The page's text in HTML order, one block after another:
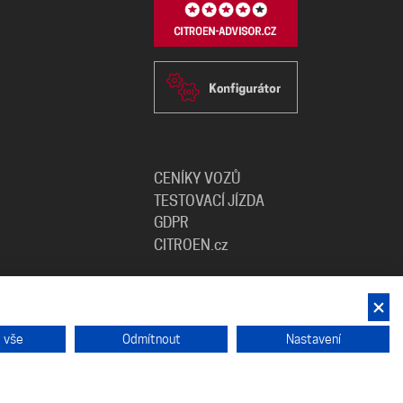
CENÍKY VOZŮ
TESTOVACÍ JÍZDA
GDPR
CITROEN.cz
vše Odmítnout Nastavení